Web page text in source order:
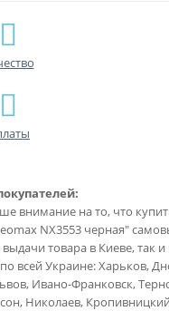
внимание на то, что
NX3553 черная"
товара в Киеве, так
всей Украине: Харьков,
Ивано-Франковск,
Николаев,